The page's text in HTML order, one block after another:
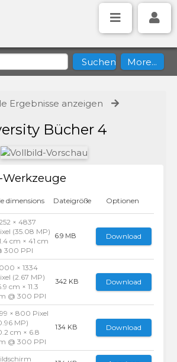
Ergebnisse anzeigen
Bücher 4
Werkzeuge
dimensions Dateigröße Optionen
× 4837
(35.08 MP)
cm × 41 cm
300 PPI
6.9 MB Download
× 1334
(2.67 MP)
cm × 11.3
@ 300 PPI
342 KB Download
× 800 Pixel
MP)
cm × 6.8
@ 300 PPI
134 KB Download